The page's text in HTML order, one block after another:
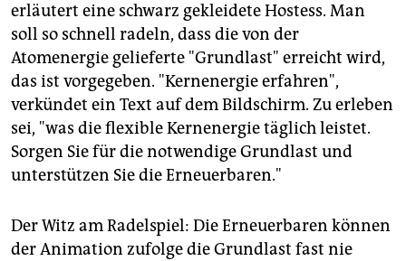
erläutert eine schwarz gekleidete Hostess. Man
soll so schnell radeln, dass die von der
Atomenergie gelieferte "Grundlast" erreicht wird,
das ist vorgegeben. "Kernenergie erfahren",
verkündet ein Text auf dem Bildschirm. Zu erleben
sei, "was die flexible Kernenergie täglich leistet.
Sorgen Sie für die notwendige Grundlast und
unterstützen Sie die Erneuerbaren."
Der Witz am Radelspiel: Die Erneuerbaren können
der Animation zufolge die Grundlast fast nie